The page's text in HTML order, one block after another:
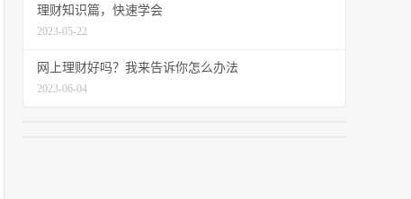
理财知识篇，快速学会
2023-05-22
网上理财好吗？我来告诉你怎么办法
2023-06-04